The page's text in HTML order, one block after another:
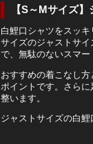
【S～Mサイズ
白鯉口シャツをスッ
サイズのジャストサ
で、無駄のないスマー
おすすめの着こなし
ポイントです。さら
整います。
ジャストサイズの白